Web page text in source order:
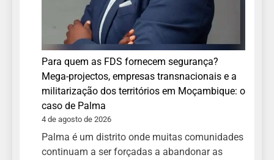
Para quem as FDS fornecem segurança?
Mega-projectos, empresas transnacionais e a
militarização dos territórios em Moçambique: o
caso de Palma
4 de agosto de 2026
Palma é um distrito onde muitas comunidades
continuam a ser forçadas a abandonar as